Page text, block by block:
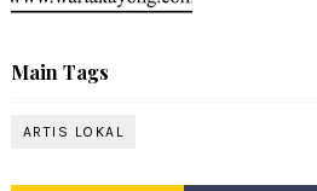
Main Tags
ARTIS LOKAL